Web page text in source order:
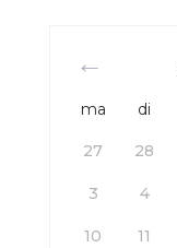
ma di
27 28
3 4
10 11